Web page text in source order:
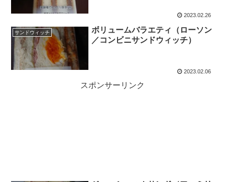
2023.02.26
サンドウィッチ
ボリュームバラエティ（ローソン
／コンビニサンドウィッチ）
2023.02.06
スポンサーリンク